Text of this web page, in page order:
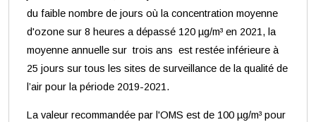
du faible nombre de jours où la concentration moyenne
d'ozone sur 8 heures a dépassé 120 µg/m³ en 2021, la
moyenne annuelle sur trois ans est restée inférieure à
25 jours sur tous les sites de surveillance de la qualité de
l’air pour la période 2019-2021.
La valeur recommandée par l'OMS est de 100 µg/m³ pour